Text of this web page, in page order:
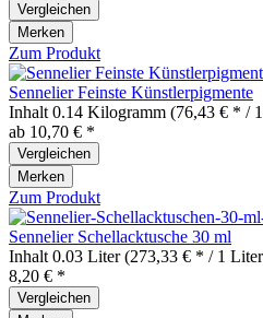
Vergleichen
Merken
Zum Produkt
Sennelier Feinste Künstlerpigmente
Inhalt 0.14 Kilogramm (76,43 € * /
ab 10,70 € *
Vergleichen
Merken
Zum Produkt
Sennelier Schellacktusche 30 ml
Inhalt 0.03 Liter(273,33 € * / 1
8,20 € *
Vergleichen